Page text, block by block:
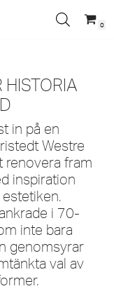
0
in på en
Westre
renovera fram
inspiration
i 70-
inte bara
genomsyrar
val av